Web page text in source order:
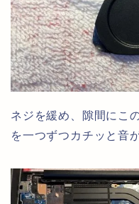
ネジを緩め、隙間にこ
を一つずつカチッと音